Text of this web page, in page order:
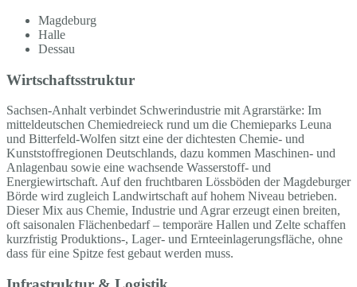
Magdeburg
Halle
Dessau
Wirtschaftsstruktur
Sachsen-Anhalt verbindet Schwerindustrie mit Agrarstärke: Im
mitteldeutschen Chemiedreieck rund um die Chemieparks Leuna
und Bitterfeld-Wolfen sitzt eine der dichtesten Chemie- und
Kunststoffregionen Deutschlands, dazu kommen Maschinen- und
Anlagenbau sowie eine wachsende Wasserstoff- und
Energiewirtschaft. Auf den fruchtbaren Lössböden der Magdeburger
Börde wird zugleich Landwirtschaft auf hohem Niveau betrieben.
Dieser Mix aus Chemie, Industrie und Agrar erzeugt einen breiten,
oft saisonalen Flächenbedarf – temporäre Hallen und Zelte schaffen
kurzfristig Produktions-, Lager- und Ernteeinlagerungsfläche, ohne
dass für eine Spitze fest gebaut werden muss.